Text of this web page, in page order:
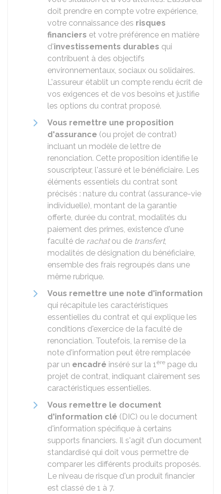
doit prendre en compte votre expérience,
votre connaissance des risques
financiers et votre préférence en matière
d'investissements durables qui
contribuent à des objectifs
environnementaux, sociaux ou solidaires.
L'assureur établit un compte rendu écrit de
vos exigences et de vos besoins et justifie
les options du contrat proposé.
Vous remettre une proposition
d'assurance (ou projet de contrat)
incluant un modèle de lettre de
renonciation. Cette proposition identifie le
souscripteur, l'assuré et le bénéficiaire. Les
éléments essentiels du contrat sont
précisés : nature du contrat (assurance-vie
individuelle), montant de la garantie
offerte, durée du contrat, modalités du
paiement des primes, existence d'une
faculté de rachatou de transfert,
modalités de désignation du bénéficiaire,
ensemble des frais regroupés dans une
même rubrique.
Vous remettre une note d'information
qui récapitule les caractéristiques
essentielles du contrat et qui explique les
conditions d'exercice de la faculté de
renonciation. Toutefois, la remise de la
note d'information peut être remplacée
par un encadré inséré sur la 1ère page du
projet de contrat, indiquant clairement ses
caractéristiques essentielles.
Vous remettre le document
d'information clé (DIC) ou le document
d'information spécifique à certains
supports financiers. Il s'agit d'un document
standardisé qui doit vous permettre de
comparer les différents produits proposés.
Le niveau de risque d'un produit financier
est classé de 1 à 7.